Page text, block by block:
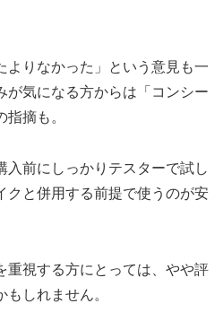
よりなかった」という意見も一
が気になる方からは「コンシー
摘も。
入前にしっかりテスターで試し
クと併用する前提で使うのが安
重視する方にとっては、やや評
しれません。